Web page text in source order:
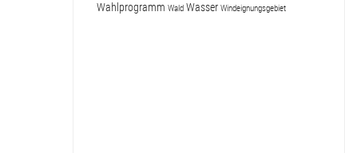
Wahlprogramm Wald Wasser Windeignungsgebiet